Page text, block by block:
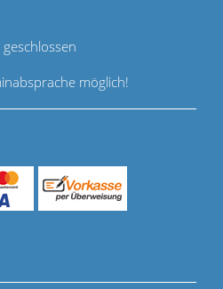
möglich!